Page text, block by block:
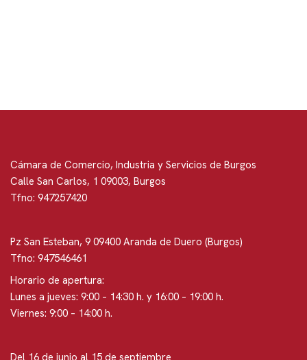
Cámara de Comercio, Industria y Servicios de Burgos
Calle San Carlos, 1 09003, Burgos
Tfno: 947257420
Pz San Esteban, 9 09400 Aranda de Duero (Burgos)
Tfno: 947546461
Horario de apertura:
Lunes a jueves: 9:00 – 14:30 h. y 16:00 – 19:00 h.
Viernes: 9:00 – 14:00 h.
Del 16 de junio al 15 de septiembre